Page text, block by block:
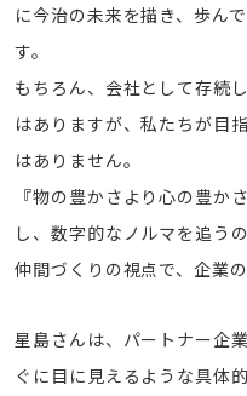
に今治の未来を描き、歩ん
す。
もちろん、会社として存続
はありますが、私たちが目
はありません。
『物の豊かさより心の豊か
し、数字的なノルマを追う
仲間づくりの視点で、企業
星島さんは、パートナー企
ぐに目に見えるような具体